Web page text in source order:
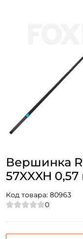
Вершинка
57XXXH 0,57
Код товара: 80963
0